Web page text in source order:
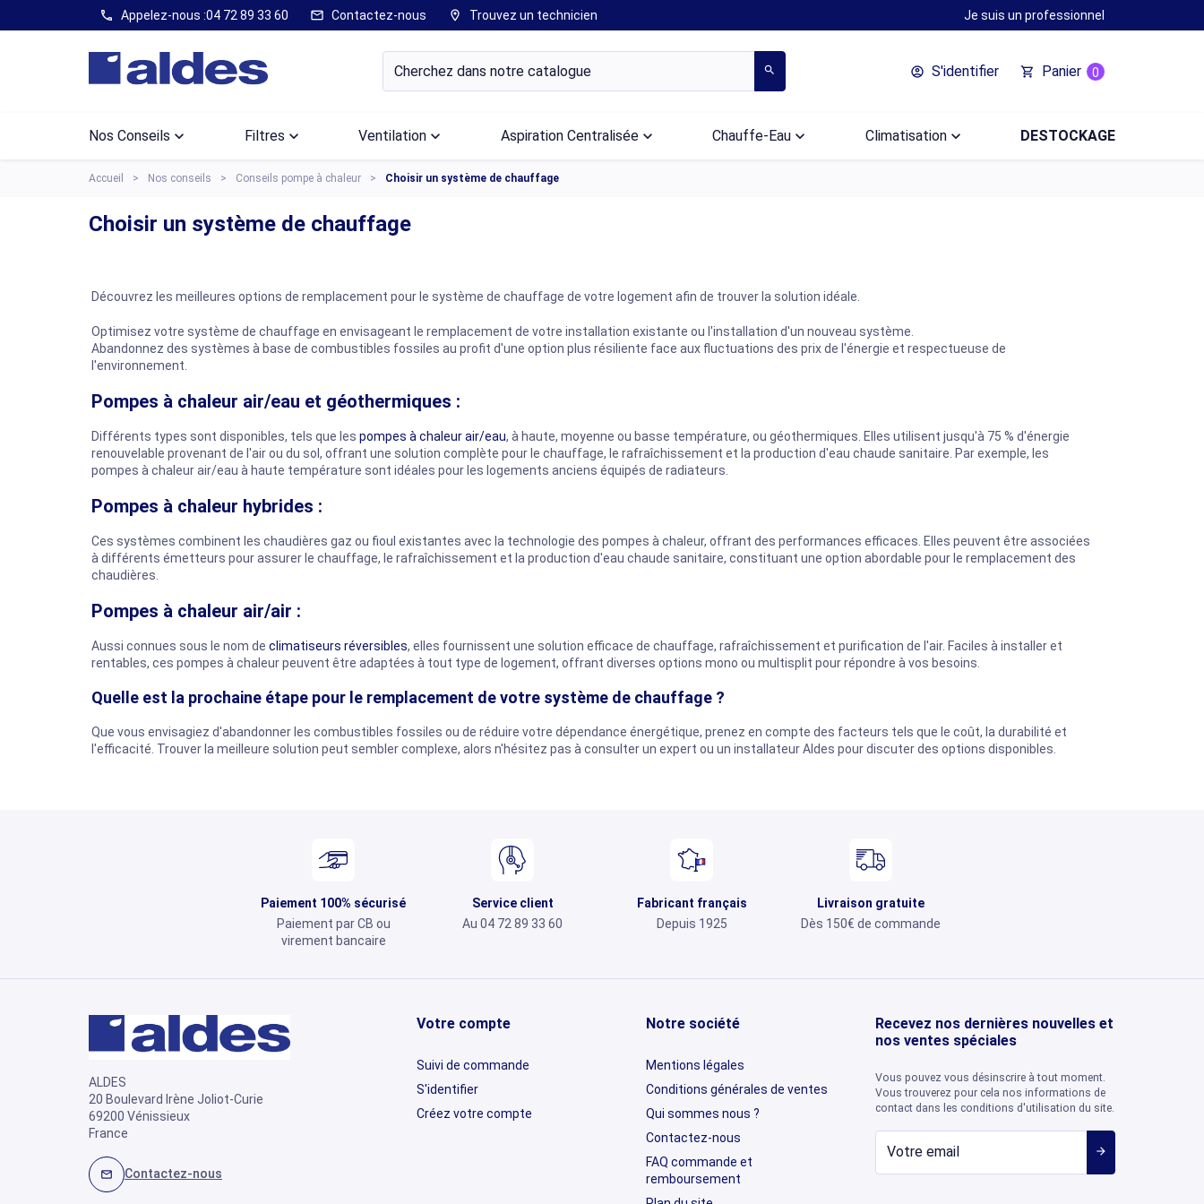
call Appelez-nous :04 72 89 33 60 mail Contactez-nous location_on Trouvez un technicien Je suis un professionnel
search account_circle S'identifier shopping_cart Panier 0
Nos Conseils keyboard_arrow_down Filtres keyboard_arrow_down Ventilation keyboard_arrow_down Aspiration Centraliséekeyboard_arrow_down Chauffe-Eau keyboard_arrow_down Climatisationkeyboard_arrow_down DESTOCKAGE
Accueil Nos conseils Conseils pompe à chaleur Choisir un système de chauffage
Choisir un système de chauffage
Découvrez les meilleures options de remplacement pour le système de chauffage de votre logement afin de trouver la solution idéale.
Optimisez votre système de chauffage en envisageant le remplacement de votre installation existante ou l'installation d'un nouveau système.
Abandonnez des systèmes à base de combustibles fossiles au profit d'une option plus résiliente face aux fluctuations des prix de l'énergie et respectueuse de
l'environnement.
Pompes à chaleur air/eau et géothermiques :
Différents types sont disponibles, tels que les pompes à chaleur air/eau, à haute, moyenne ou basse température, ou géothermiques. Elles utilisent jusqu'à 75 % d'énergie
renouvelable provenant de l'air ou du sol, offrant une solution complète pour le chauffage, le rafraîchissement et la production d'eau chaude sanitaire. Par exemple, les
pompes à chaleur air/eau à haute température sont idéales pour les logements anciens équipés de radiateurs.
Pompes à chaleur hybrides :
Ces systèmes combinent les chaudières gaz ou fioul existantes avec la technologie des pompes à chaleur, offrant des performances efficaces. Elles peuvent être associées
à différents émetteurs pour assurer le chauffage, le rafraîchissement et la production d'eau chaude sanitaire, constituant une option abordable pour le remplacement des
chaudières.
Pompes à chaleur air/air :
Aussi connues sous le nom de climatiseurs réversibles, elles fournissent une solution efficace de chauffage, rafraîchissement et purification de l'air. Faciles à installer et
rentables, ces pompes à chaleur peuvent être adaptées à tout type de logement, offrant diverses options mono ou multisplit pour répondre à vos besoins.
Quelle est la prochaine étape pour le remplacement de votre système de chauffage ?
Que vous envisagiez d'abandonner les combustibles fossiles ou de réduire votre dépendance énergétique, prenez en compte des facteurs tels que le coût, la durabilité et
l'efficacité. Trouver la meilleure solution peut sembler complexe, alors n'hésitez pas à consulter un expert ou un installateur Aldes pour discuter des options disponibles.
Paiement 100% sécurisé
Paiement par CB ou
virement bancaire
Service client
Au 04 72 89 33 60
Fabricant français
Depuis 1925
Livraison gratuite
Dès 150€ de commande
ALDES
20 Boulevard Irène Joliot-Curie
69200 Vénissieux
France
mail Contactez-nous
Votre compte
Suivi de commande
S'identifier
Créez votre compte
Notre société
Mentions légales
Conditions générales de ventes
Qui sommes nous ?
Contactez-nous
FAQ commande et
remboursement
Recevez nos dernières nouvelles et
nos ventes spéciales
Vous pouvez vous désinscrire à tout moment.
Vous trouverez pour cela nos informations de
contact dans les conditions d'utilisation du site.
arrow_forward